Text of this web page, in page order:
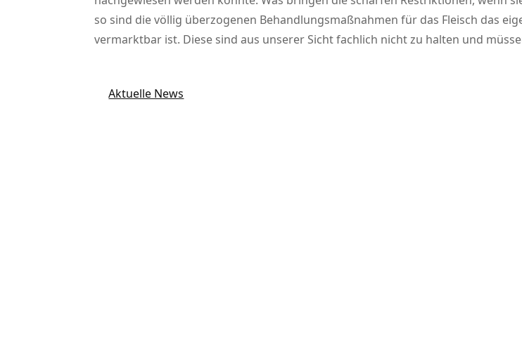
so sind die völlig überzogenen Behandlungsmaßnahmen für das Fleisch das
vermarktbar ist. Diese sind aus unserer Sicht fachlich nicht zu halten und
Aktuelle News